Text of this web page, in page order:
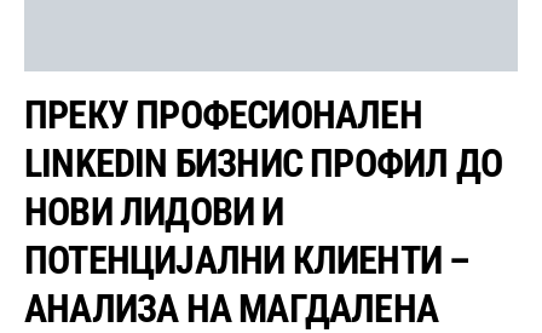
ПРЕКУ ПРОФЕСИОНАЛЕН
LINKEDIN БИЗНИС ПРОФИЛ ДО
НОВИ ЛИДОВИ И
ПОТЕНЦИЈАЛНИ КЛИЕНТИ –
АНАЛИЗА НА МАГДАЛЕНА